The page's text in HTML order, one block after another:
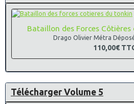
Bataillon des Forces
Drago Olivier Métra
110,00€
Télécharger Volume 5